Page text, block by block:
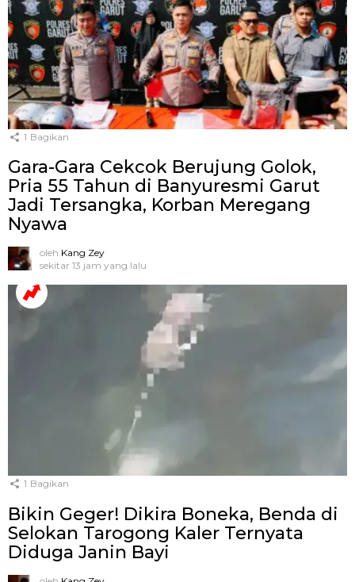
1 Bagikan
Gara-Gara Cekcok Berujung Golok,
Pria 55 Tahun di Banyuresmi Garut
Jadi Tersangka, Korban Meregang
Nyawa
oleh Kang Zey
sekitar 13 jam yang lalu
1 Bagikan
Bikin Geger! Dikira Boneka, Benda di
Selokan Tarogong Kaler Ternyata
Diduga Janin Bayi